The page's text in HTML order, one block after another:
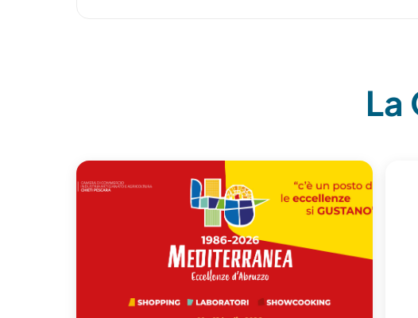
La